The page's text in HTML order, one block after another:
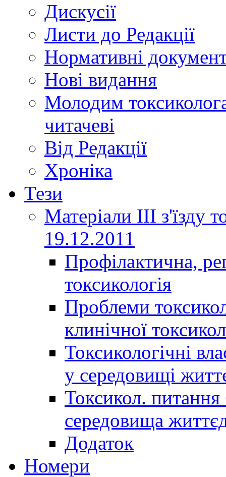
Дискусії
Листи до Редакції
Нормативні
Нові видання
Молодим
читачеві
Від Редакції
Хроніка
Тези
Матеріали ІІІ з'їзду
19.12.2011
Профілактична,
токсикологія
Проблеми
клинічної
Токсикологічні
у середовищі
Токсикол. питання
середовища
Додаток
Номери